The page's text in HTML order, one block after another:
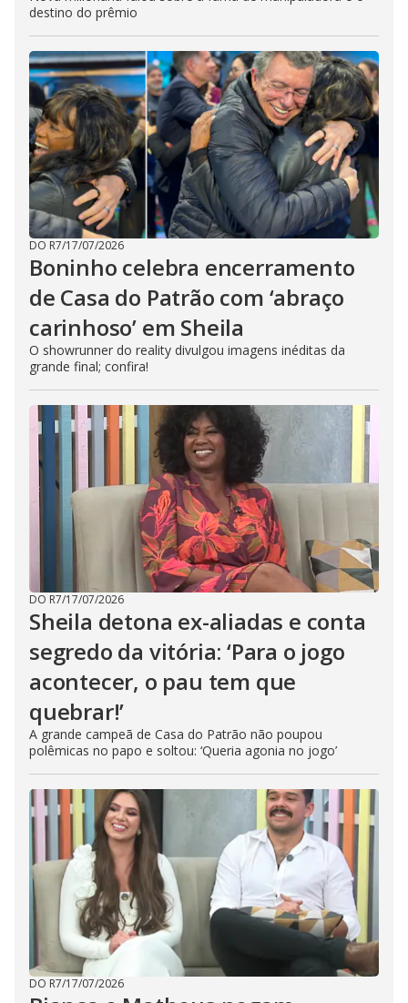
destino do prêmio
DO R7/17/07/2026
Boninho celebra encerramento
de Casa do Patrão com ‘abraço
carinhoso’ em Sheila
O showrunner do reality divulgou imagens inéditas da
grande final; confira!
DO R7/17/07/2026
Sheila detona ex-aliadas e conta
segredo da vitória: ‘Para o jogo
acontecer, o pau tem que
quebrar!’
A grande campeã de Casa do Patrão não poupou
polêmicas no papo e soltou: ‘Queria agonia no jogo’
DO R7/17/07/2026